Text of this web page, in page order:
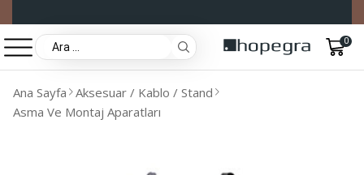
0
Ana Sayfa Aksesuar / Kablo / Stand
Asma Ve Montaj Aparatları